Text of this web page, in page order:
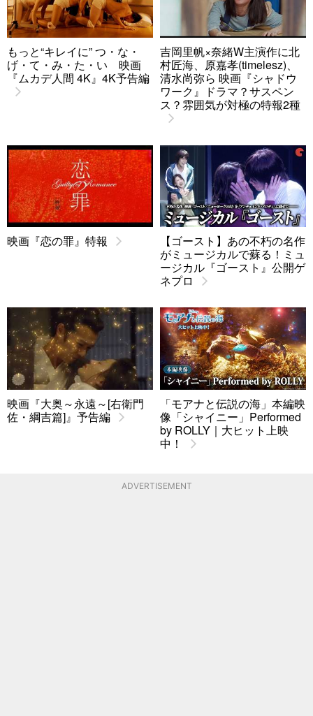
もっと“キレイに” つ・な・
げ・て・み・た・い 映画
『ムカデ人間 4K』4K予告編
吉岡里帆×奈緒W主演作に北
村匠海、原嘉孝(timelesz)、
清水尚弥ら 映画『シャドウ
ワーク』ドラマ？サスペン
ス？雰囲気が対極の特報2種
映画『恋の罪』特報
【ゴースト】あの不朽の名作
がミュージカルで蘇る！ミュ
ージカル『ゴースト』公開ゲ
ネプロ
映画『大奥～永遠～[右衛門
佐・綱吉篇]』予告編
「モアナと伝説の海」本編映
像「シャイニー」Performed
by ROLLY｜大ヒット上映
中！
ADVERTISEMENT